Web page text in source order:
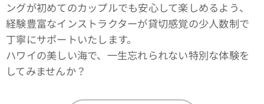
ングが初めてのカップルでも安心して楽しめるよう、
経験豊富なインストラクターが貸切感覚の少人数制で
丁寧にサポートいたします。
ハワイの美しい海で、一生忘れられない特別な体験を
してみませんか？